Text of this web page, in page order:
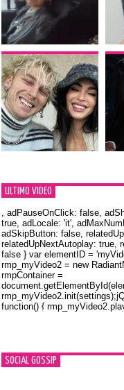
ULTIMO VIDEO
Orlando Bloom e la t-shirt
, adPauseOnClick: false,
true, adLocale: 'it',
adSkipButton: false,
relatedUpNextAutoplay: true,
false } var elementID =
rmp_myVideo2 = new
rmpContainer =
function() {
SOCIAL GOSSIP